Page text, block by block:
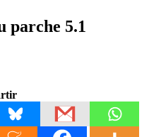
parche 5.1